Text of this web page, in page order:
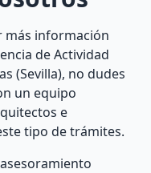
más información
de Actividad
(Sevilla), no dudes
un equipo
e
tipo de trámites.